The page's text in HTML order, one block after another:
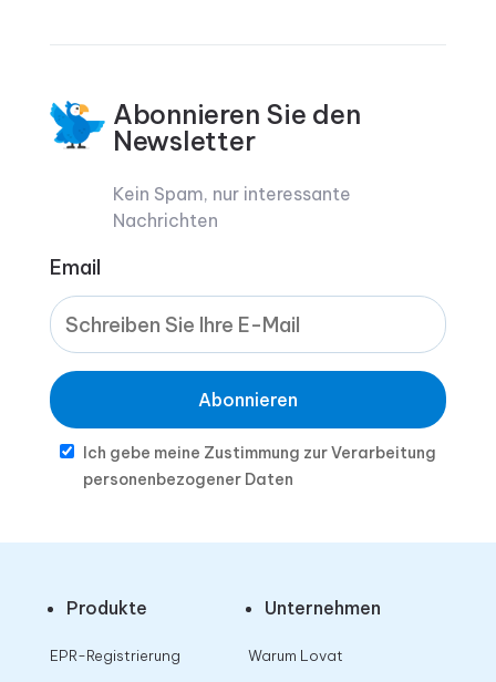
Abonnieren Sie den
Newsletter
Kein Spam, nur interessante
Nachrichten
Email
Abonnieren
Ich gebe meine Zustimmung zur Verarbeitung
personenbezogener Daten
Produkte
EPR-Registrierung
Unternehmen
Warum Lovat